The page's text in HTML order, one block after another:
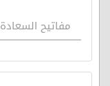
مفاتيح السعادة 100- وعَبْدٌ سبع سنين